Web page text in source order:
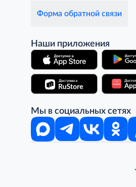
Форма обратной связи
Наши приложения
Мы в социальных сетях
Стань клиентом METRO